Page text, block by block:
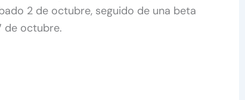
2 de octubre, seguido de una beta
de octubre.